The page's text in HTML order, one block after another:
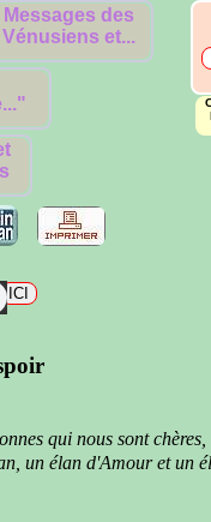
Messages des
Vénusiens et...
qui nous sont chères,
un élan d'Amour et un